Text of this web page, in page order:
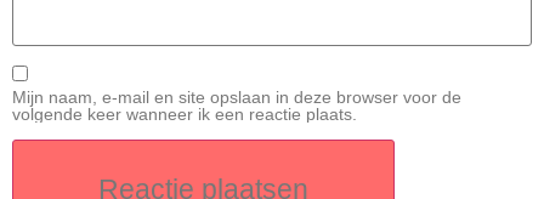
Mijn naam, e-mail en site opslaan in deze browser voor de
volgende keer wanneer ik een reactie plaats.